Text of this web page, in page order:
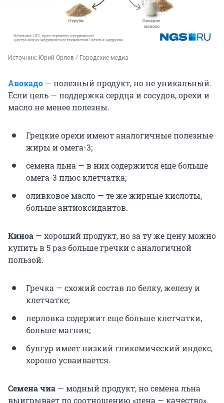
Источник: Юрий Орлов / Городские медиа
Авокадо — полезный продукт, но не уникальный.
Если цель — поддержка сердца и сосудов, орехи и
масло не менее полезны.
Грецкие орехи имеют аналогичные полезные
жиры и омега-3;
семена льна — в них содержится еще больше
омега-3 плюс клетчатка;
оливковое масло — те же жирные кислоты,
больше антиоксидантов.
Киноа — хороший продукт, но за ту же цену можно
купить в 5 раз больше гречки с аналогичной
пользой.
Гречка — схожий состав по белку, железу и
клетчатке;
перловка содержит еще больше клетчатки,
больше магния;
булгур имеет низкий гликемический индекс,
хорошо усваивается.
Семена чиа — модный продукт, но семена льна
выигрывает по соотношению «цена — качество».